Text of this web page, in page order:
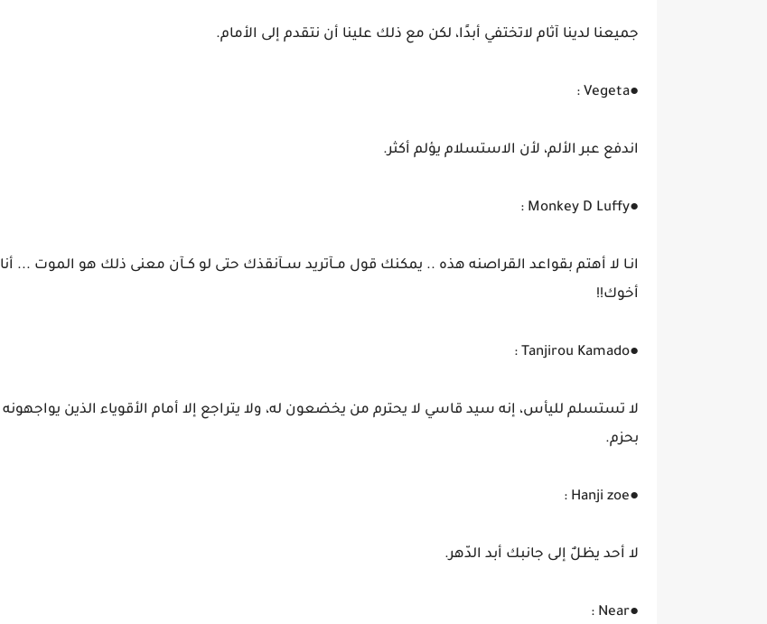
‏جميعنا لدينا آثام لاتختفي أبدًا، لكن مع ذلك علينا أن نتقدم إلى الأمام.
●Vegeta :
اندفع عبر الألم، لأن الاستسلام يؤلم أكثر.
●Monkey D Luffy :
انـا لا أهتم بقواعد القراصنه هذه .. يمكنك قول مــآتريد ســآنقذك حتى لو كــآن معنى ذلك هو الموت ... أنا
أخوك!!
●Tanjirou Kamado :
لا تستسلم لليأس، إنه سيد قاسي لا يحترم من يخضعون له، ولا يتراجع إلا أمام الأقوياء الذين يواجهونه
بحزم.
●Hanji zoe :
لا أحد يظلٌ إلى جانبك أبد الدّهر.
●Near :